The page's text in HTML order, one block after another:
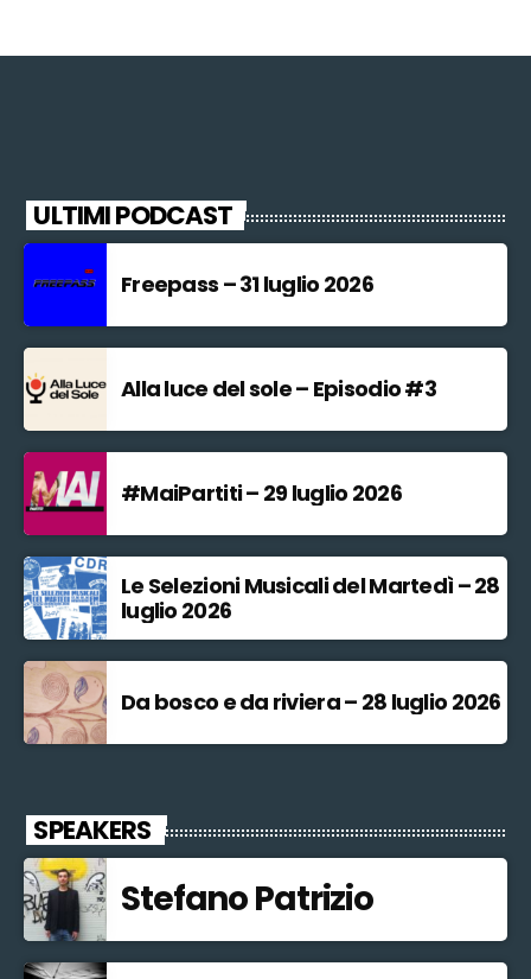
ULTIMI PODCAST
Freepass – 31 luglio 2026
Alla luce del sole – Episodio #3
#MaiPartiti – 29 luglio 2026
Le Selezioni Musicali del Martedì – 28
luglio 2026
Da bosco e da riviera – 28 luglio 2026
SPEAKERS
Stefano Patrizio